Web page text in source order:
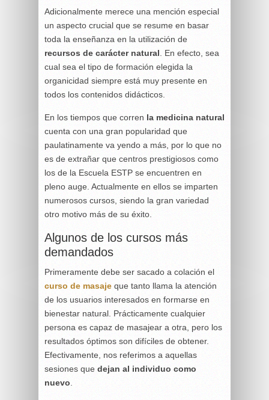
Adicionalmente merece una mención especial
un aspecto crucial que se resume en basar
toda la enseñanza en la utilización de
recursos de carácter natural . En efecto, sea
cual sea el tipo de formación elegida la
organicidad siempre está muy presente en
todos los contenidos didácticos.
En los tiempos que corren la medicina natural
cuenta con una gran popularidad que
paulatinamente va yendo a más, por lo que no
es de extrañar que centros prestigiosos como
los de la Escuela ESTP se encuentren en
pleno auge. Actualmente en ellos se imparten
numerosos cursos, siendo la gran variedad
otro motivo más de su éxito.
Algunos de los cursos más
demandados
Primeramente debe ser sacado a colación el
curso de masaje que tanto llama la atención
de los usuarios interesados en formarse en
bienestar natural. Prácticamente cualquier
persona es capaz de masajear a otra, pero los
resultados óptimos son difíciles de obtener.
Efectivamente, nos referimos a aquellas
sesiones que dejan al individuo como
nuevo